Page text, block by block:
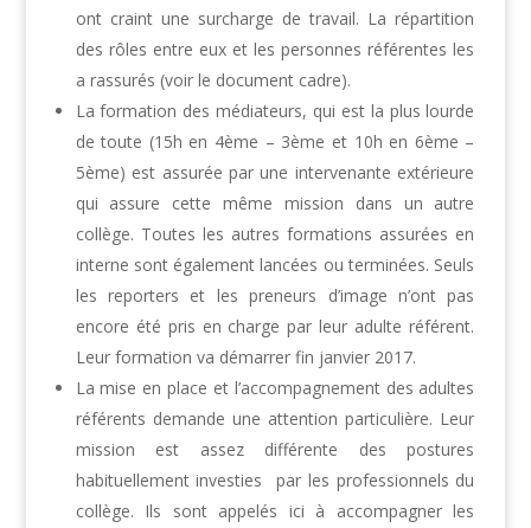
ont craint une surcharge de travail. La répartition
des rôles entre eux et les personnes référentes les
a rassurés (voir le document cadre).
La formation des médiateurs, qui est la plus lourde
de toute (15h en 4ème – 3ème et 10h en 6ème –
5ème) est assurée par une intervenante extérieure
qui assure cette même mission dans un autre
collège. Toutes les autres formations assurées en
interne sont également lancées ou terminées. Seuls
les reporters et les preneurs d’image n’ont pas
encore été pris en charge par leur adulte référent.
Leur formation va démarrer fin janvier 2017.
La mise en place et l’accompagnement des adultes
référents demande une attention particulière. Leur
mission est assez différente des postures
habituellement investies par les professionnels du
collège. Ils sont appelés ici à accompagner les